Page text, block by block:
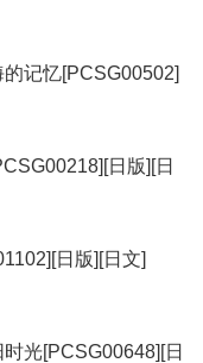
记忆[PCSG00502]
日版][日
日版][日文]
光[PCSG00648][日